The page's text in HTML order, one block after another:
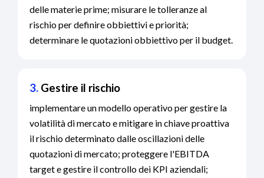
delle materie prime; misurare le tolleranze al
rischio per definire obbiettivi e priorità;
determinare le quotazioni obbiettivo per il budget.
3. Gestire il rischio
implementare un modello operativo per gestire la
volatilità di mercato e mitigare in chiave proattiva
il rischio determinato dalle oscillazioni delle
quotazioni di mercato; proteggere l'EBITDA
target e gestire il controllo dei KPI aziendali;